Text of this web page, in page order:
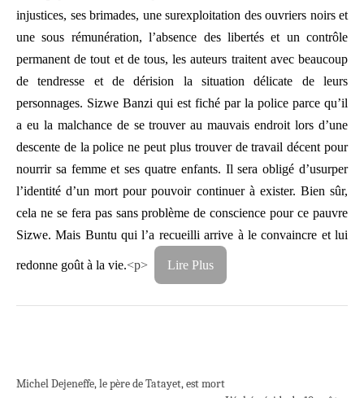
injustices, ses brimades, une surexploitation des ouvriers noirs et
une sous rémunération, l’absence des libertés et un contrôle
permanent de tout et de tous, les auteurs traitent avec beaucoup
de tendresse et de dérision la situation délicate de leurs
personnages. Sizwe Banzi qui est fiché par la police parce qu’il
a eu la malchance de se trouver au mauvais endroit lors d’une
descente de la police ne peut plus trouver de travail décent pour
nourrir sa femme et ses quatre enfants. Il sera obligé d’usurper
l’identité d’un mort pour pouvoir continuer à exister. Bien sûr,
cela ne se fera pas sans problème de conscience pour ce pauvre
Sizwe. Mais Buntu qui l’a recueilli arrive à le convaincre et lui
redonne goût à la vie.<p> Lire Plus
Michel Dejeneffe, le père de Tatayet, est mort